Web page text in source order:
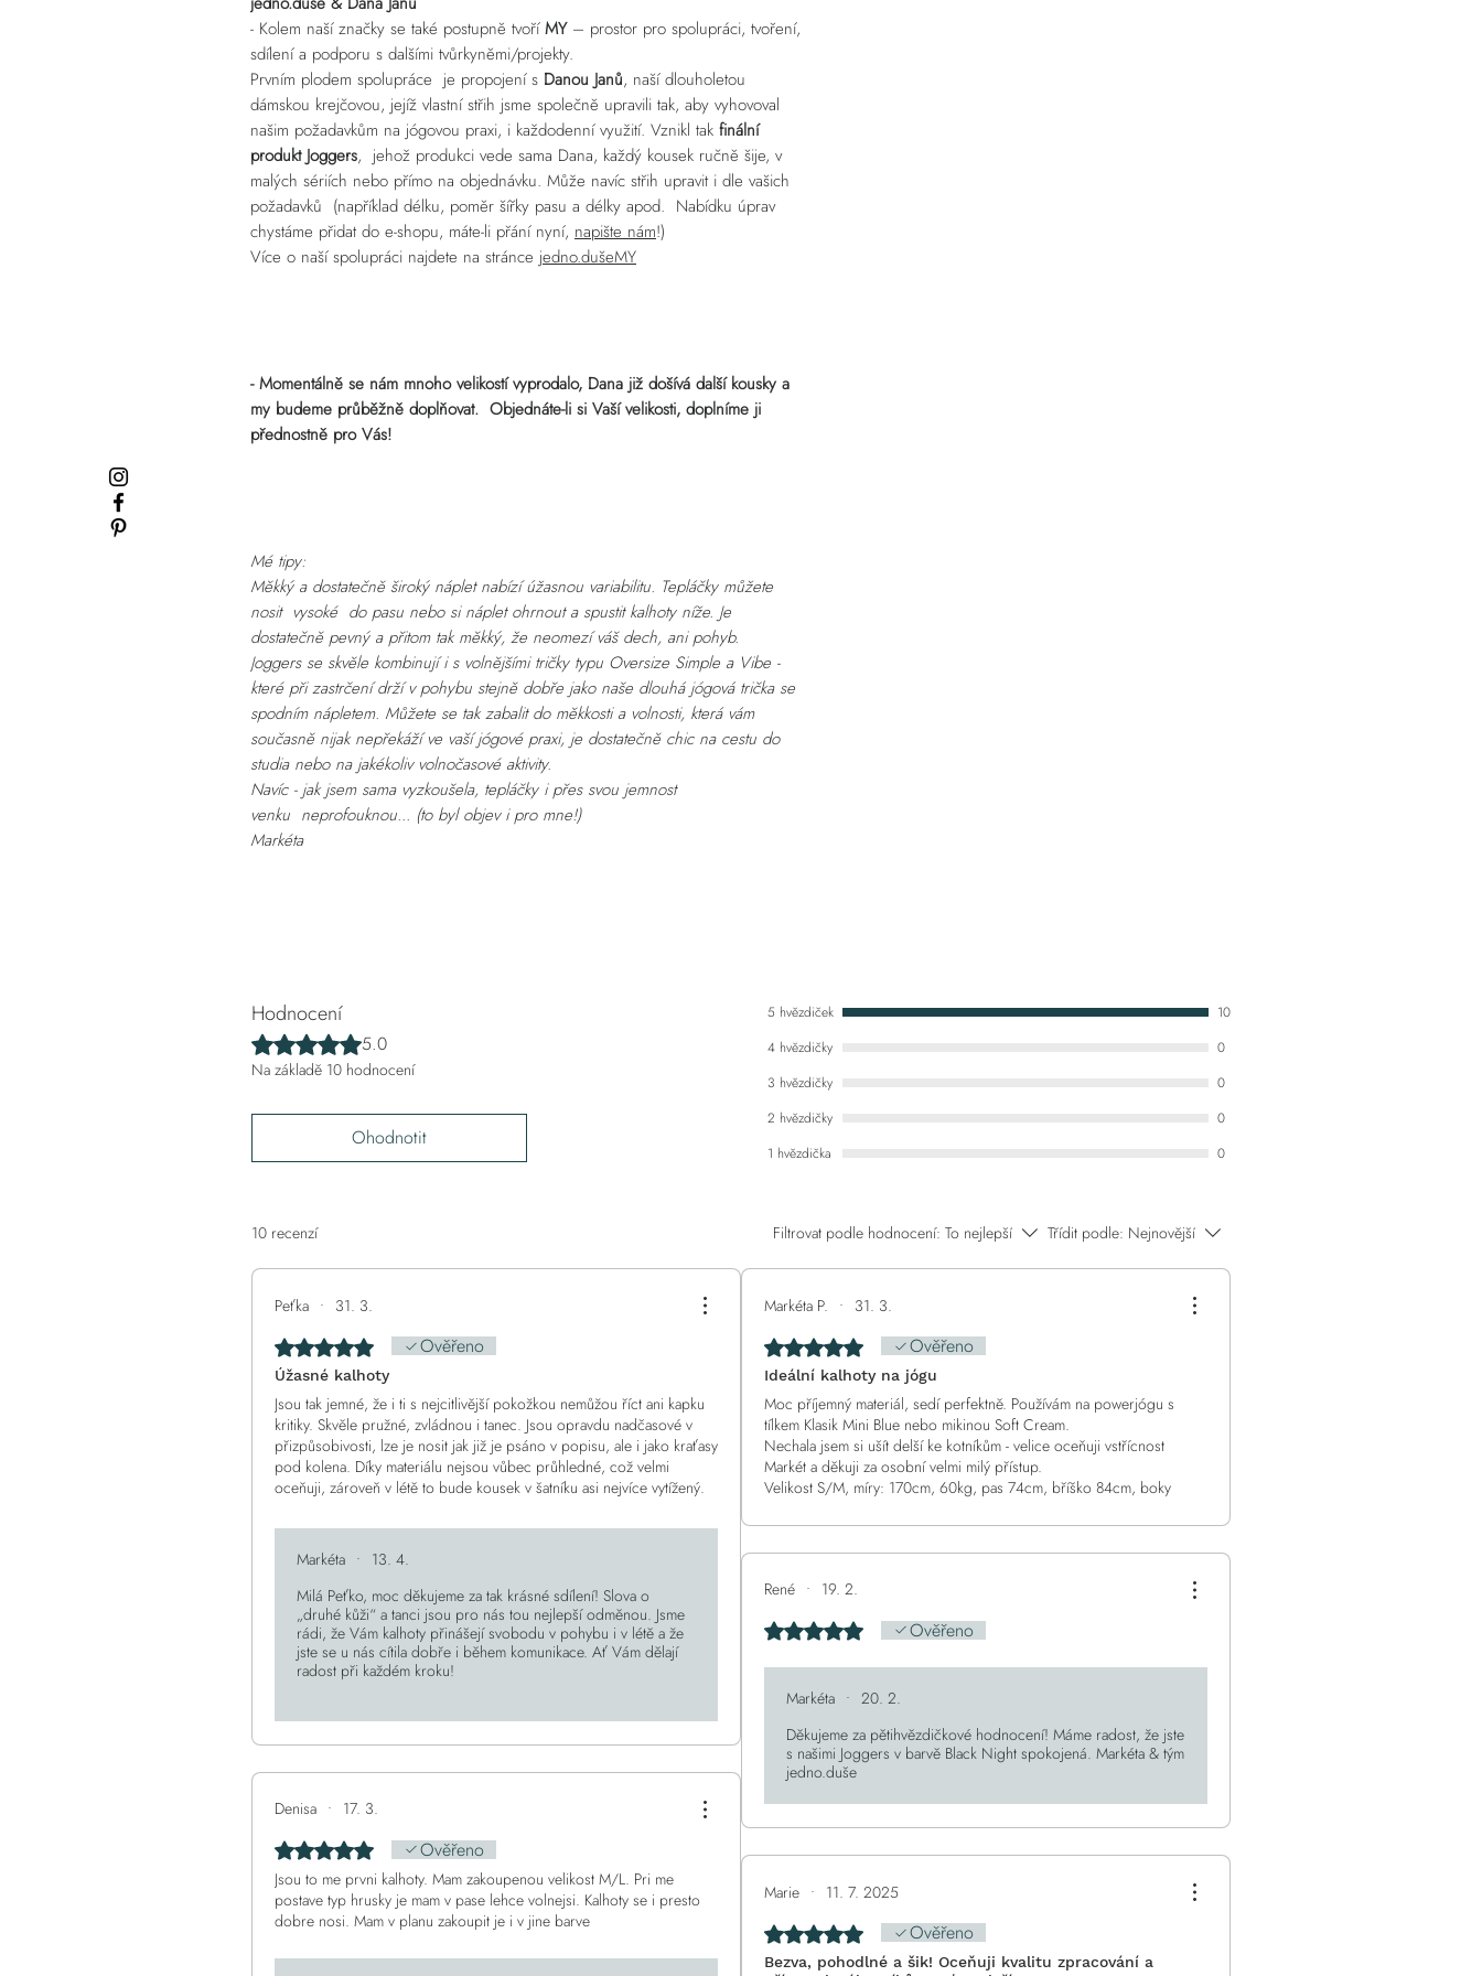
- Kolem naší značky se také postupně tvoříMY– prostor pro spolupráci, tvoření,
sdílení a podporu s dalšími tvůrkyněmi/projekty.
Prvním plodem spolupráce je propojení s Danou Janů, naší dlouholetou
dámskou krejčovou, jejíž vlastní střih jsme společně upravili tak, aby vyhovoval
našim požadavkům na jógovou praxi, i každodenní využití. Vznikl tak finální
produkt Joggers, jehož produkci vede sama Dana, každý kousek ručně šije, v
malých sériích nebo přímo na objednávku. Může navíc střih upravit i dle vašich
požadavků (například délku, poměr šířky pasu a délky apod. Nabídku úprav
chystáme přidat do e-shopu, máte-li přání nyní, napište nám!)
Více o naší spolupráci najdete na stránce jedno.dušeMY
- Momentálně se nám mnoho velikostí vyprodalo, Dana již došívá další kousky a
my budeme průběžně doplňovat. Objednáte-li si Vaší velikosti, doplníme ji
přednostně pro Vás!
Mé tipy:
Měkký a dostatečně široký náplet nabízí úžasnou variabilitu. Tepláčky můžete
nosit vysoké do pasu nebo si náplet ohrnout a spustit kalhoty níže. Je
dostatečně pevný a přitom tak měkký, že neomezí váš dech, ani pohyb.
Joggers se skvěle kombinují i s volnějšími tričky typu Oversize Simple a Vibe -
které při zastrčení drží v pohybu stejně dobře jako naše dlouhá jógová trička se
spodním nápletem. Můžete se tak zabalit do měkkosti a volnosti, která vám
současně nijak nepřekáží ve vaší jógové praxi, je dostatečně chic na cestu do
studia nebo na jakékoliv volnočasové aktivity.
Navíc - jak jsem sama vyzkoušela, tepláčky i přes svou jemnost
venku neprofouknou... (to byl objev i pro mne!)
Markéta
Hodnocení
Hodnoceno 5 z 5 hvězdiček.
5.0
Na základě 10 hodnocení
Ohodnotit
5 hvězdiček
10
4 hvězdičky
0
3 hvězdičky
0
2 hvězdičky
0
1 hvězdička
0
10 recenzí Filtrovat podle hodnocení: To nejlepší Třídit podle: Nejnovější
Peťka • 31. 3.
Hodnoceno 5 z 5 hvězdiček.
Ověřeno
Úžasné kalhoty
Jsou tak jemné, že i ti s nejcitlivější pokožkou nemůžou říct ani kapku
kritiky. Skvěle pružné, zvládnou i tanec. Jsou opravdu nadčasové v
přizpůsobivosti, lze je nosit jak již je psáno v popisu, ale i jako kraťasy
pod kolena. Díky materiálu nejsou vůbec průhledné, což velmi
oceňuji, zároveň v létě to bude kousek v šatníku asi nejvíce vytížený.
velmi příjemná komunikace, jeden z mála obchodů,kde opravdu těší
nakupovat, děkuji za to😊
Markéta • 13. 4.
Milá Peťko, moc děkujeme za tak krásné sdílení! Slova o
„druhé kůži“ a tanci jsou pro nás tou nejlepší odměnou. Jsme
rádi, že Vám kalhoty přinášejí svobodu v pohybu i v létě a že
jste se u nás cítila dobře i během komunikace. Ať Vám dělají
radost při každém kroku!
Denisa • 17. 3.
Hodnoceno 5 z 5 hvězdiček.
Ověřeno
Jsou to me prvni kalhoty. Mam zakoupenou velikost M/L. Pri me
postave typ hrusky je mam v pase lehce volnejsi. Kalhoty se i presto
dobre nosi. Mam v planu zakoupit je i v jine barve
Markéta P. • 31. 3.
Hodnoceno 5 z 5 hvězdiček.
Ověřeno
Ideální kalhoty na jógu
Moc příjemný materiál, sedí perfektně. Používám na powerjógu s
tílkem Klasik Mini Blue nebo mikinou Soft Cream.
Nechala jsem si ušít delší ke kotníkům - velice oceňuji vstřícnost
Markét a děkuji za osobní velmi milý přístup.
Velikost S/M, míry: 170cm, 60kg, pas 74cm, bříško 84cm, boky
René • 19. 2.
Hodnoceno 5 z 5 hvězdiček.
Ověřeno
Markéta • 20. 2.
Děkujeme za pětihvězdičkové hodnocení! Máme radost, že jste
s našimi Joggers v barvě Black Night spokojená. Markéta & tým
jedno.duše
Marie • 11. 7. 2025
Hodnoceno 5 z 5 hvězdiček.
Ověřeno
Bezva, pohodlné a šik! Oceňuji kvalitu zpracování a